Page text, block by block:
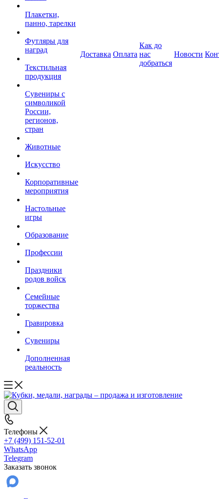
Плакетки,
панно, тарелки
Футляры для
наград
Текстильная
продукция
Сувениры с
символикой
России,
регионов,
стран
Животные
Искусство
Корпоративные
мероприятия
Настольные
игры
Образование
Профессии
Праздники
родов войск
Семейные
торжества
Гравировка
Сувениры
Дополненная
реальность
Доставка Оплата
Как до
нас
добраться
Новости
Телефоны
+7 (499) 151-52-01
WhatsApp
Telegram
Заказать звонок